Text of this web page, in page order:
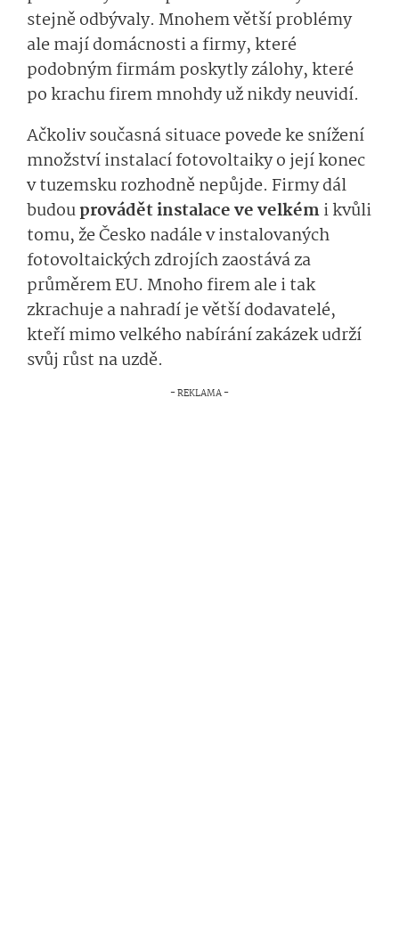
stejně odbývaly. Mnohem větší problémy
ale mají domácnosti a firmy, které
podobným firmám poskytly zálohy, které
po krachu firem mnohdy už nikdy neuvidí.
Ačkoliv současná situace povede ke snížení
množství instalací fotovoltaiky o její konec
v tuzemsku rozhodně nepůjde. Firmy dál
budouprovádět instalace ve velkémi kvůli
tomu, že Česko nadále v instalovaných
fotovoltaických zdrojích zaostává za
průměrem EU. Mnoho firem ale i tak
zkrachuje a nahradí je větší dodavatelé,
kteří mimo velkého nabírání zakázek udrží
svůj růst na uzdě.